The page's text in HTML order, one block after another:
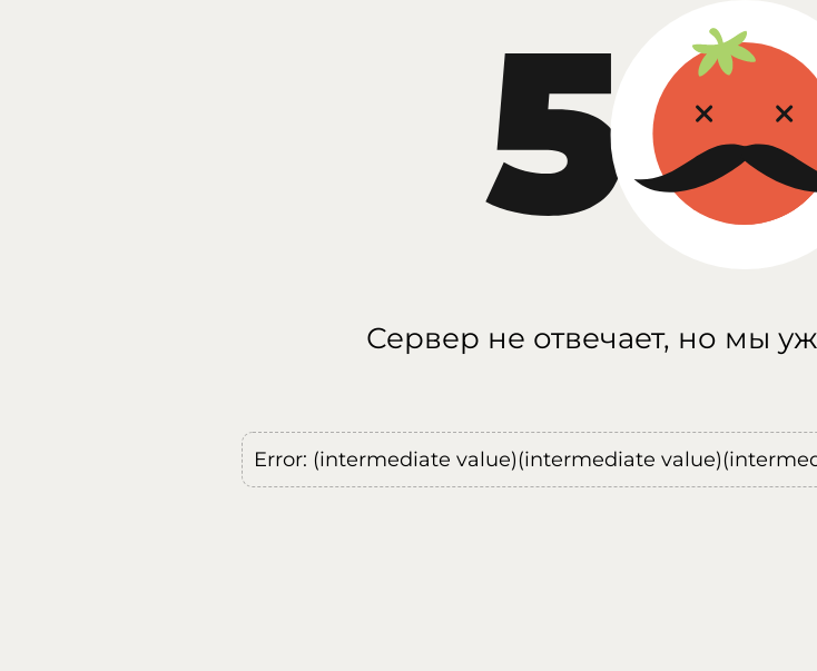
Сервер не отвечает, но мы
Error: (intermediate value)(intermediate